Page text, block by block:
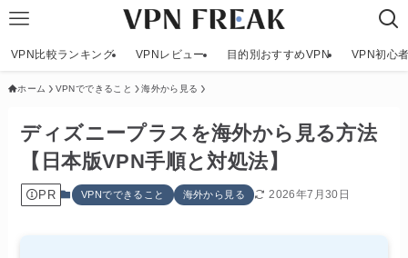
VPN比較ランキング VPNレビュー 目的別おすすめVPN VPN初心
ホーム VPNでできること 海外から見る
ディズニープラスを海外から見る方法
【日本版VPN手順と対処法】
PR VPNでできること 海外から見る 2026年7月30日